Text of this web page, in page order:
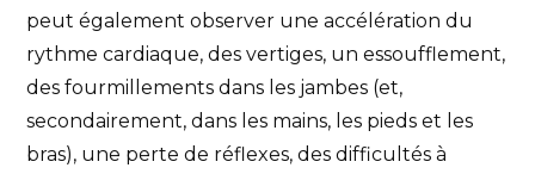
peut également observer une accélération du
rythme cardiaque, des vertiges, un essoufflement,
des fourmillements dans les jambes (et,
secondairement, dans les mains, les pieds et les
bras), une perte de réflexes, des difficultés à